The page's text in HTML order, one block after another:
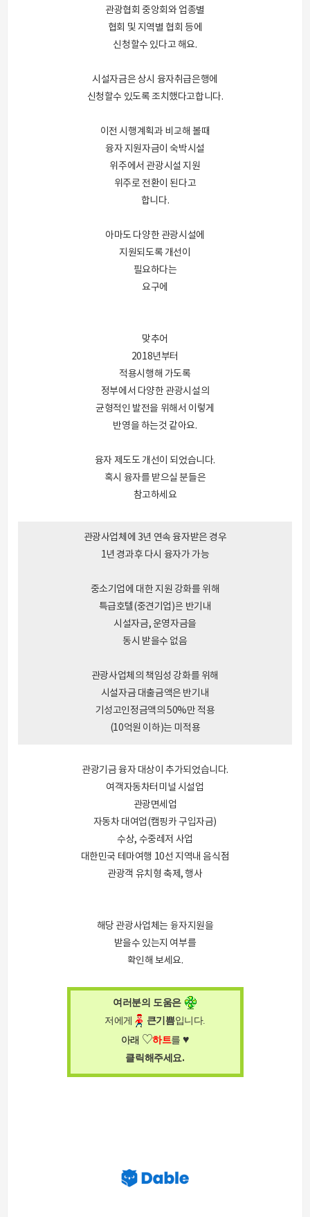
관광협회 중앙회와 업종별
협회 및 지역별 협회 등에
신청할수 있다고 해요.
시설자금은 상시 융자취급은행에
신청할수 있도록 조치했다고합니다.
이전 시행계획과 비교해 볼때
융자 지원자금이 숙박시설
위주에서 관광시설 지원
위주로 전환이 된다고
합니다.
아마도 다양한 관광시설에
지원되도록 개선이
필요하다는
요구에
맞추어
2018년부터
적용시행해 가도록
정부에서 다양한 관광시설의
균형적인 발전을 위해서 이렇게
반영을 하는것 같아요.
융자 제도도 개선이 되었습니다.
혹시 융자를 받으실 분들은
참고하세요
관광사업체에 3년 연속 융자받은 경우
1년 경과후 다시 융자가 가능
중소기업에 대한 지원 강화를 위해
특급호텔(중견기업)은 반기내
시설자금, 운영자금을
동시 받을수 없음
관광사업체의 책임성 강화를 위해
시설자금 대출금액은 반기내
기성고인정금액의 50%만 적용
(10억원 이하)는 미적용
관광기금 융자 대상이 추가되었습니다.
여객자동차터미널 시설업
관광면세업
자동차 대여업(캠핑카 구입자금)
수상, 수중레저 사업
대한민국 테마여행 10선 지역내 음식점
관광객 유치형 축제, 행사
해당 관광사업체는 융자지원을
받을수 있는지 여부를
확인해 보세요.
여러분의 도움은
저에게
큰기쁨입니다.
아래 ♡하트를 ♥
클릭해주세요.